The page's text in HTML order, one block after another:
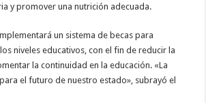
y promover una nutrición adecuada.
un sistema de becas para
niveles educativos, con el fin de reducir la
la continuidad en la educación. «La
el futuro de nuestro estado», subrayó el